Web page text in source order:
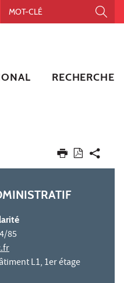
RECHERCHE
85
L1, 1er étage